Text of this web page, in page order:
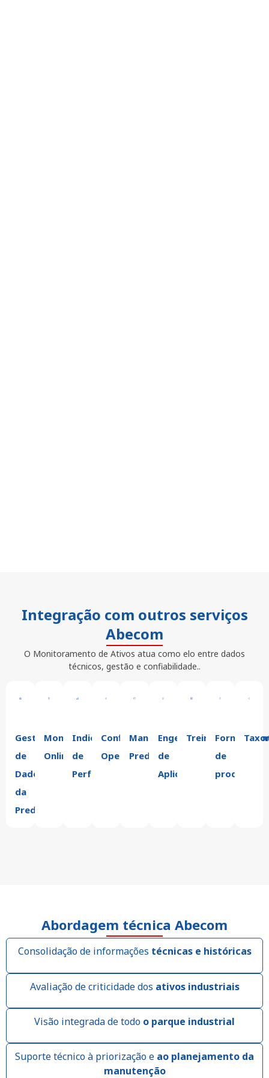
Integração com outros serviços
Abecom
O Monitoramento de Ativos atua como elo entre dados
técnicos, gestão e confiabilidade..
Gestão
de
Dados
da
Preditiva
Monitoramento
Online
Indicadores
de
Performance
Confiabilidade
Operacional
Manutenção
Preditiva
Engenharia
de
Aplicação
Treinamentos
de
produtos
Abordagem técnica Abecom
Consolidação de informações técnicas e históricas
Avaliação de criticidade dos ativos industriais
Visão integrada de todo o parque industrial
Suporte técnico à priorização e ao planejamento da
manutenção